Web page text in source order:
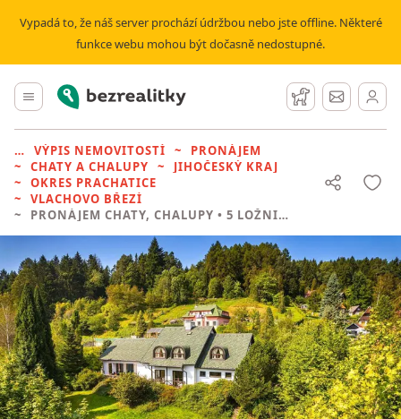
Vypadá to, že náš server prochází údržbou nebo jste offline. Některé
funkce webu mohou být dočasně nedostupné.
Hlavní menu
Bezrealitky Hlídací pes
Zprávy
VÝPIS NEMOVITOSTÍ
PRONÁJEM
CHATY A CHALUPY
JIHOČESKÝ KRAJ
OKRES PRACHATICE
VLACHOVO BŘEZÍ
PRONÁJEM CHATY, CHALUPY • 5 LOŽNIC BEZ REALITKY